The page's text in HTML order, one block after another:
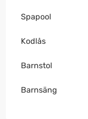
Spapool
Kodlås
Barnstol
Barnsäng